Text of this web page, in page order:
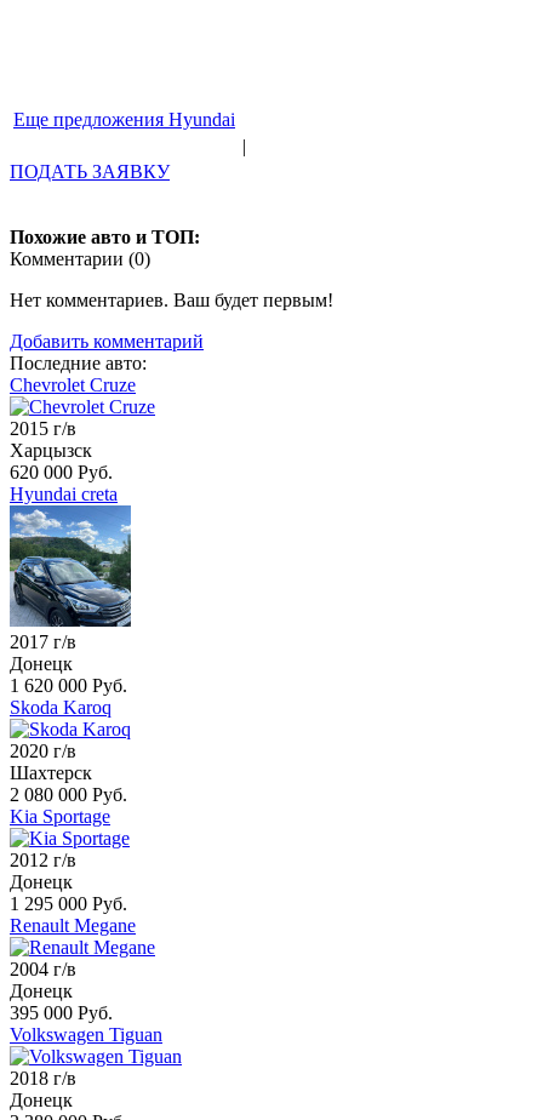
Еще предложения Hyundai
|
ПОДАТЬ ЗАЯВКУ
Похожие авто и ТОП:
Комментарии (0)
Нет комментариев. Ваш будет первым!
Добавить комментарий
Последние авто:
Chevrolet Cruze
2015 г/в
Харцызск
620 000 Руб.
Hyundai creta
2017 г/в
Донецк
1 620 000 Руб.
Skoda Karoq
2020 г/в
Шахтерск
2 080 000 Руб.
Kia Sportage
2012 г/в
Донецк
1 295 000 Руб.
Renault Megane
2004 г/в
Донецк
395 000 Руб.
Volkswagen Tiguan
2018 г/в
Донецк